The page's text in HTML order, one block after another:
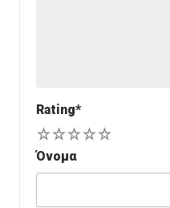
Rating*
5
4
3
2
Όνομα